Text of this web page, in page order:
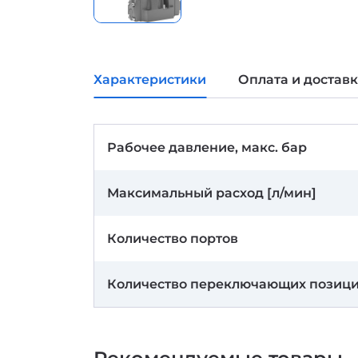
Характеристики Оплата и
Рабочее давление, макс. бар
Максимальный расход [л/мин]
Количество портов
Количество переключающих